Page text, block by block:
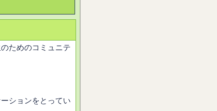
ためのコミュニテ
ションをとってい